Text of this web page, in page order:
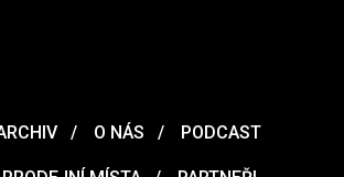
O NÁS PODCAST